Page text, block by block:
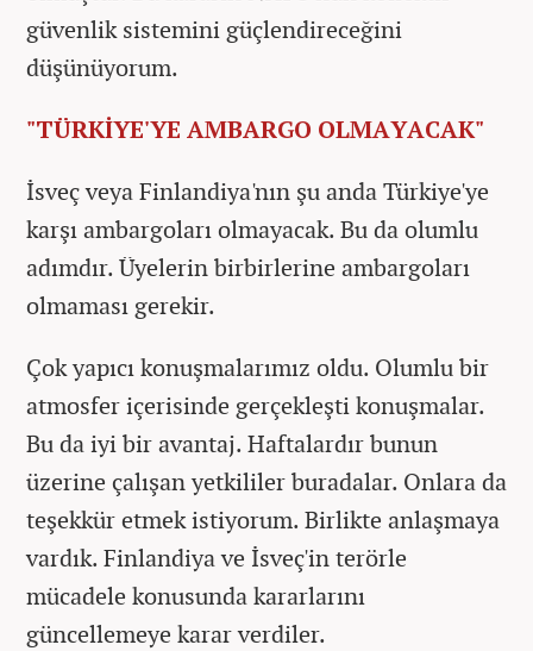
güvenlik sistemini güçlendireceğini
düşünüyorum.
"TÜRKİYE'YE AMBARGO OLMAYACAK"
İsveç veya Finlandiya'nın şu anda Türkiye'ye
karşı ambargoları olmayacak. Bu da olumlu
adımdır. Üyelerin birbirlerine ambargoları
olmaması gerekir.
Çok yapıcı konuşmalarımız oldu. Olumlu bir
atmosfer içerisinde gerçekleşti konuşmalar.
Bu da iyi bir avantaj. Haftalardır bunun
üzerine çalışan yetkililer buradalar. Onlara da
teşekkür etmek istiyorum. Birlikte anlaşmaya
vardık. Finlandiya ve İsveç'in terörle
mücadele konusunda kararlarını
güncellemeye karar verdiler.